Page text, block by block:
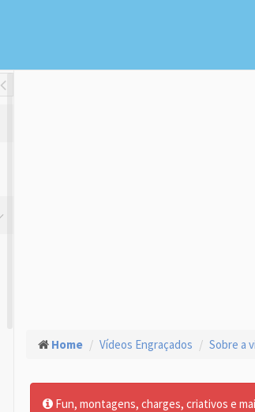
Toggle Fullwidth
Home Vídeos Engraçados Sobre a
Fun, montagens, charges, criativos e